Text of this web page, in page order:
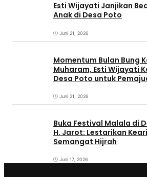
Esti Wijayati Janjikan
Anak di Desa Poto
Juni 21, 2026
Momentum Bulan Bung
Muharam, Esti Wijayati
Desa Poto untuk
Juni 21, 2026
Buka Festival Malala di
H. Jarot: Lestarikan
Semangat Hijrah
Juni 17, 2026